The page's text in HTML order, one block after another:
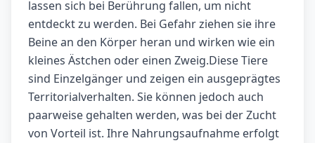
lassen sich bei Berührung fallen, um nicht
entdeckt zu werden. Bei Gefahr ziehen sie ihre
Beine an den Körper heran und wirken wie ein
kleines Ästchen oder einen Zweig.Diese Tiere
sind Einzelgänger und zeigen ein ausgeprägtes
Territorialverhalten. Sie können jedoch auch
paarweise gehalten werden, was bei der Zucht
von Vorteil ist. Ihre Nahrungsaufnahme erfolgt